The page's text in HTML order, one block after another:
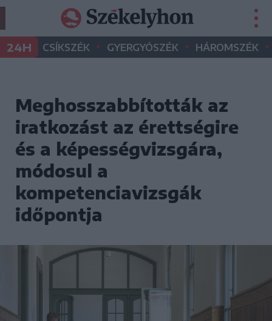
24H CSÍKSZÉK • GYERGYÓSZÉK • HÁROMSZÉK •
Meghosszabbították az
iratkozást az érettségire
és a képességvizsgára,
módosul a
kompetenciavizsgák
időpontja